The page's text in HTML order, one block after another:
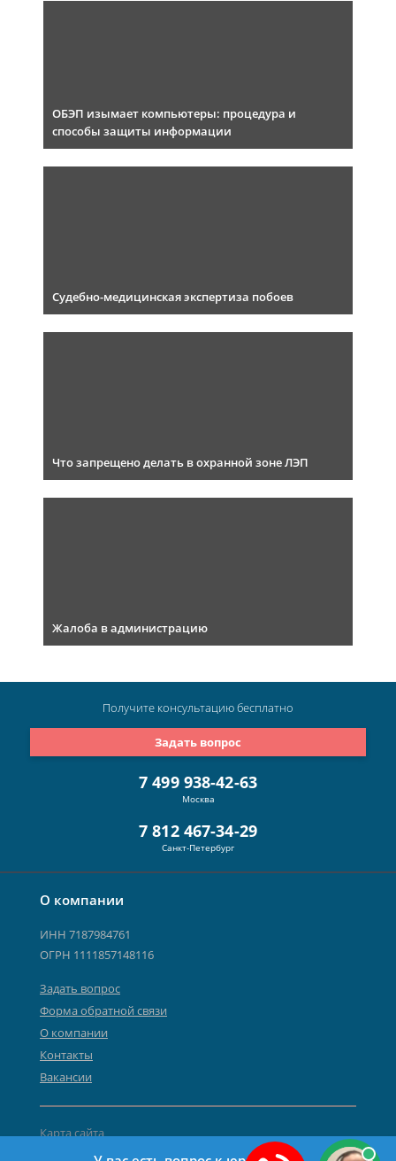
ОБЭП изымает компьютеры: процедура и
способы защиты информации
Судебно-медицинская экспертиза побоев
Что запрещено делать в охранной зоне ЛЭП
Жалоба в администрацию
О компании
ИНН 7187984761
ОГРН 1111857148116
Задать вопрос
Форма обратной связи
О компании
Контакты
Вакансии
Карта сайта
Политика персональных данных
7 499 938-42-63
Москва
7 812 467-34-29
Санкт-Петербург
Задать вопрос
Получите консультациюбесплатно